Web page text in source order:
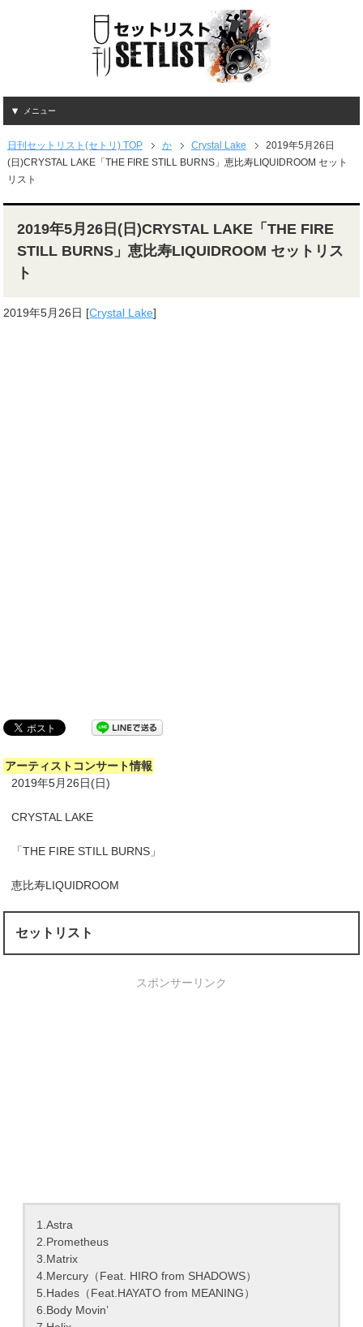
メニュー
日刊セットリスト(セトリ) TOP か Crystal Lake
2019年5月26日
(日)CRYSTAL LAKE「THE FIRE STILL BURNS」恵比寿LIQUIDROOM セット
リスト
2019年5月26日(日)CRYSTAL LAKE「THE FIRE
STILL BURNS」恵比寿LIQUIDROOM セットリス
ト
2019年5月26日 [Crystal Lake]
アーティストコンサート情報
2019年5月26日(日)
CRYSTAL LAKE
「THE FIRE STILL BURNS」
恵比寿LIQUIDROOM
セットリスト
スポンサーリンク
1.Astra
2.Prometheus
3.Matrix
4.Mercury（Feat. HIRO from SHADOWS）
5.Hades（Feat.HAYATO from MEANING）
6.Body Movin’